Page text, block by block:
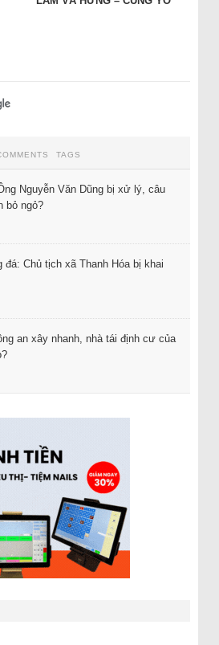
TAGS
Nguyễn Văn Dũng bị xử lý, câu
bỏ ngỏ?
đá: Chủ tịch xã Thanh Hóa bị khai
an xây nhanh, nhà tái định cư của